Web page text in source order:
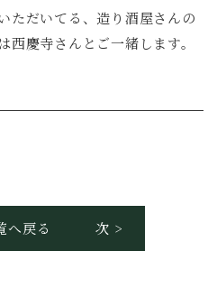
だいてる、造り酒屋さんの
慶寺さんとご一緒します。
へ戻る 次 >